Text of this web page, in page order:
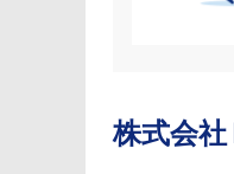
株式会